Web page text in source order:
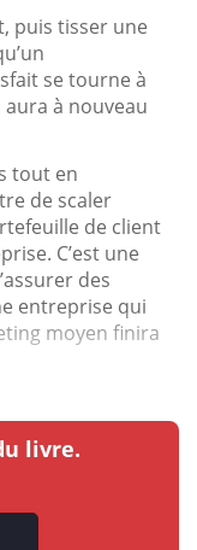
puis tisser une
se tourne à
à nouveau
tout en
de scaler
de client
C’est une
des
entreprise qui
moyen finira
livre.